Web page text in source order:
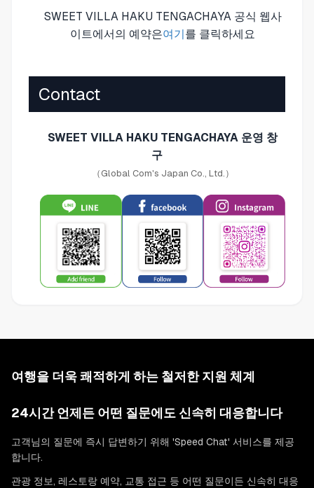
SWEET VILLA HAKU TENGACHAYA 공식 웹사
이트에서의 예약은여기를 클릭하세요
Contact
SWEET VILLA HAKU TENGACHAYA 운영 창
구
（Global Com's Japan Co., Ltd.）
여행을 더욱 쾌적하게 하는 철저한 지원 체계
24시간 언제든 어떤 질문에도 신속히 대응합니다
고객님의 질문에 즉시 답변하기 위해 'Speed Chat' 서비스를 제공
합니다.
관광 정보, 레스토랑 예약, 교통 접근 등 어떤 질문이든 신속히 대응